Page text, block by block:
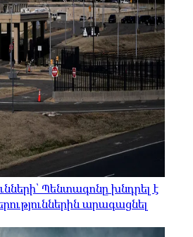
Պենտագոնը խնդրել է
արագացնել